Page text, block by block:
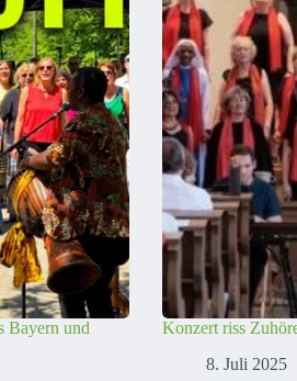
Bayern und
Konzert riss
8. Juli 2025